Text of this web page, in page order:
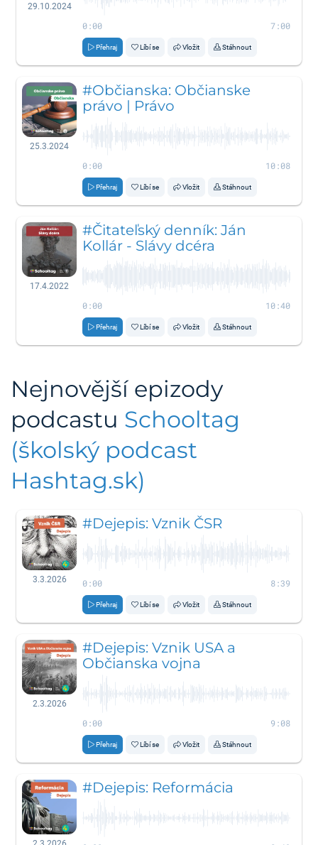
29.10.2024
0:00 7:00
Přehraj Líbí se Vložit Stáhnout
25.3.2024
#Občianska: Občianske
právo | Právo
0:00 10:08
Přehraj Líbí se Vložit Stáhnout
17.4.2022
#Čitateľský denník: Ján
Kollár - Slávy dcéra
0:00 10:40
Přehraj Líbí se Vložit Stáhnout
Nejnovější epizody
podcastu Schooltag
(školský podcast
Hashtag.sk)
3.3.2026
#Dejepis: Vznik ČSR
0:00 8:39
Přehraj Líbí se Vložit Stáhnout
2.3.2026
#Dejepis: Vznik USA a
Občianska vojna
0:00 9:08
Přehraj Líbí se Vložit Stáhnout
#Dejepis: Reformácia